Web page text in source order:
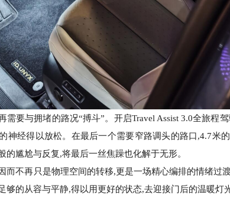
需要与拥堵的路况“搏斗”。开启Travel Assist 3.0全旅程
神经得以放松。在最后一个需要窄路调头的路口,4.7米
的尴尬与反复,将最后一丝焦躁也化解于无形。
而不再只是物理空间的转移,更是一场精心编排的情绪过
够的从容与平静,得以用更好的状态,去迎接门后的温暖灯